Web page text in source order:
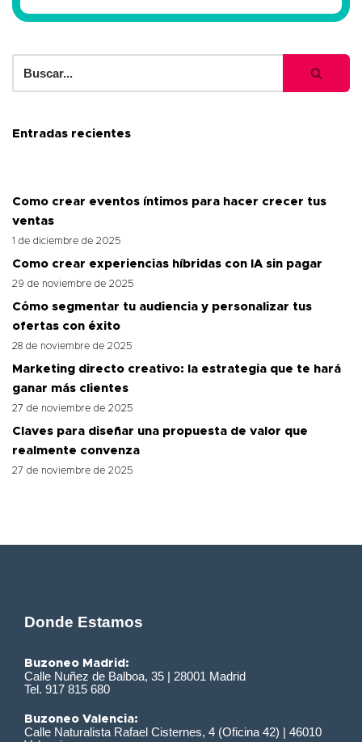
Entradas recientes
Como crear eventos íntimos para hacer crecer tus
ventas
1 de diciembre de 2025
Como crear experiencias híbridas con IA sin pagar
29 de noviembre de 2025
Cómo segmentar tu audiencia y personalizar tus
ofertas con éxito
28 de noviembre de 2025
Marketing directo creativo: la estrategia que te hará
ganar más clientes
27 de noviembre de 2025
Claves para diseñar una propuesta de valor que
realmente convenza
27 de noviembre de 2025
Donde Estamos
Buzoneo Madrid:
Calle Nuñez de Balboa, 35 | 28001 Madrid
Tel. 917 815 680
Buzoneo Valencia:
Calle Naturalista Rafael Cisternes, 4 (Oficina 42) | 46010